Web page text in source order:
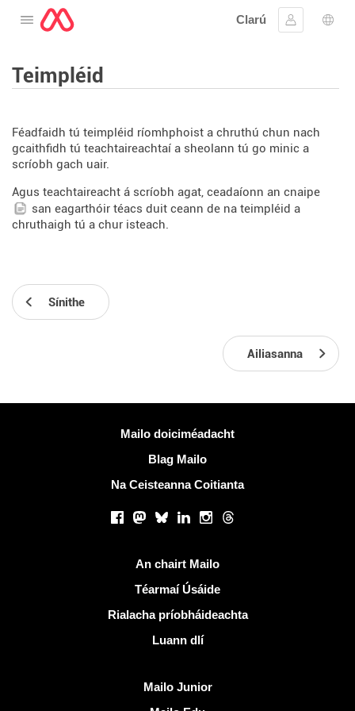
Oscail an roghchlár
Clarú
Sínigh
Teimpléid
Féadfaidh tú teimpléid ríomhphoist a chruthú chun nach
gcaithfidh tú teachtaireachtaí a sheolann tú go minic a
scríobh gach uair.
Agus teachtaireacht á scríobh agat, ceadaíonn an cnaipe
san eagarthóir téacs duit ceann de na teimpléid a
chruthaigh tú a chur isteach.
Sínithe
Ailiasanna
Mailo doiciméadacht
Blag Mailo
Na Ceisteanna Coitianta
Facebook
Mastodon
BlueskyLinkedInInstagram
Threads
An chairt Mailo
Téarmaí Úsáide
Rialacha príobháideachta
Luann dlí
Mailo Junior